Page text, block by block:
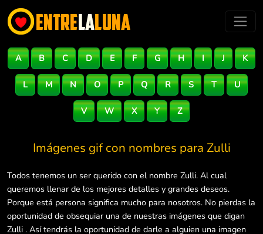
A B C D E F G H I J K
L M N O P Q R S T U
V W X Y Z
Imágenes gif con nombres para Zulli
Todos tenemos un ser querido con el nombre Zulli. Al cual
queremos llenar de los mejores detalles y grandes deseos.
Porque está persona significa mucho para nosotros. No pierdas la
oportunidad de obsequiar una de nuestras imágenes que digan
Zulli . Así tendrás la oportunidad de darle a alguien una imagen